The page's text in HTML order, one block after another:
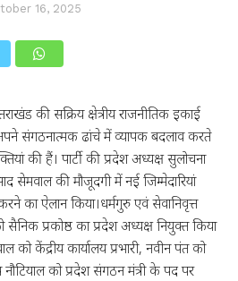
16, 2025
की सक्रिय क्षेत्रीय राजनीतिक इकाई
अपने संगठनात्मक ढांचे में व्यापक बदलाव करते
की हैं। पार्टी की प्रदेश अध्यक्ष सुलोचना
सेमवाल की मौजूदगी में नई जिम्मेदारियां
का ऐलान किया।धर्मगुरु एवं सेवानिवृत्त
सैनिक प्रकोष्ठ का प्रदेश अध्यक्ष नियुक्त किया
को केंद्रीय कार्यालय प्रभारी, नवीन पंत को
को प्रदेश संगठन मंत्री के पद पर